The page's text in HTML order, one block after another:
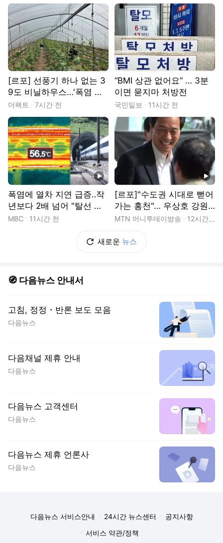
[르포] 선풍기 하나 없는 3
9도 비닐하우스…'폭염 악
몽' 꾸는 이주노동자
더팩트 7시간 전
“BMI 상관 없어요” … 3분
이면 묻지마 처방전
국민일보 11시간 전
폭염에 열차 지연 급증‥작
년보다 2배 넘어 "탈선 위
험 막으려"
MBC 11시간 전
[르포]"수도권 시대로 뻗어
가는 홍천"… 우상호 강원
지사 "홍천 발전이 강원 경
MTN 머니투데이방송 12시간 전
새로운 뉴스
🧭 다음뉴스 안내서
고침, 정정・반론 보도 모음
다음뉴스
다음채널 제휴 안내
다음뉴스
다음뉴스 고객센터
다음뉴스
다음뉴스 제휴 언론사
다음뉴스
다음뉴스 서비스안내 24시간 뉴스센터
공지사항
서비스 약관/정책